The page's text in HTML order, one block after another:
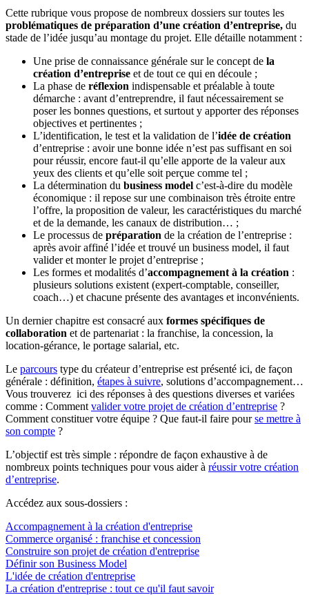
Cette rubrique vous propose de nombreux dossiers sur toutes les
problématiques de préparation d’une création d’entreprise, du
stade de l’idée jusqu’au montage du projet. Elle détaille notamment :
Une prise de connaissance générale sur le concept de la
création d’entreprise et de tout ce qui en découle ;
La phase de réflexion indispensable et préalable à toute
démarche : avant d’entreprendre, il faut nécessairement se
poser les bonnes questions, et surtout y apporter des réponses
objectives et pertinentes ;
L’identification, le test et la validation de l’idée de création
d’entreprise : avoir une bonne idée n’est pas suffisant en soi
pour réussir, encore faut-il qu’elle apporte de la valeur aux
yeux des clients et qu’elle soit perçue comme tel ;
La détermination du business model c’est-à-dire du modèle
économique : il repose sur une combinaison très étroite entre
l’offre, la proposition de valeur, les caractéristiques du marché
et de la demande, les canaux de distribution… ;
Le processus de préparation de la création de l’entreprise :
après avoir affiné l’idée et trouvé un business model, il faut
valider et monter le projet d’entreprise ;
Les formes et modalités d’accompagnement à la création :
plusieurs solutions existent (expert-comptable, conseiller,
coach…) et chacune présente des avantages et inconvénients.
Un dernier chapitre est consacré aux formes spécifiques de
collaboration et de partenariat : la franchise, la concession, la
location-gérance, le portage salarial, etc.
Le parcours type du créateur d’entreprise est présenté ici, de façon
générale : définition, étapes à suivre, solutions d’accompagnement…
Vous trouverez ici des réponses à des questions diverses et variées
comme : Comment valider votre projet de création d’entreprise ?
Comment constituer votre équipe ? Que faut-il faire pourse mettre à
son compte ?
L’objectif est très simple : répondre de façon exhaustive à de
nombreux points techniques pour vous aider à réussir votre création
d’entreprise.
Accédez aux sous-dossiers :
Accompagnement à la création d'entreprise
Commerce organisé : franchise et concession
Construire son projet de création d'entreprise
Définir son Business Model
L'idée de création d'entreprise
La création d'entreprise : tout ce qu'il faut savoir